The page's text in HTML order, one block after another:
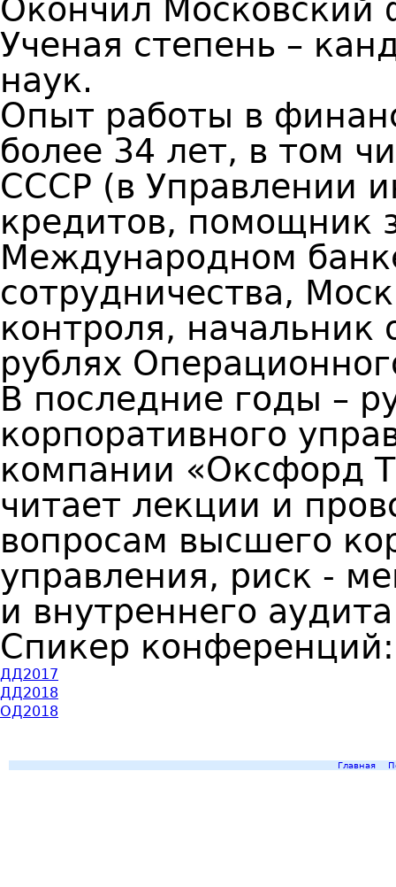
Окончил Московский
Ученая степень –
наук.
Опыт работы в
более 34 лет, в том
СССР (в Управлении
кредитов, помощник
Международном
сотрудничества,
контроля, начальник
рублях
В последние годы –
корпоративного
компании «Оксфорд
читает лекции и
вопросам высшего
управления, риск -
и внутреннего
Спикер
ДД2017
ДД2018
ОД2018
Главная